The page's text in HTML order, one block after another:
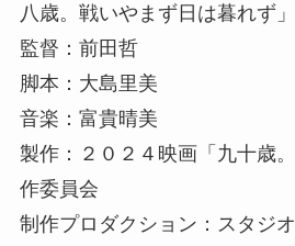
八歳。戦いやまず日は暮れず
監督：前田哲
脚本：大島里美
音楽：富貴晴美
製作：２０２４映画「九十歳
作委員会
制作プロダクション：スタジ